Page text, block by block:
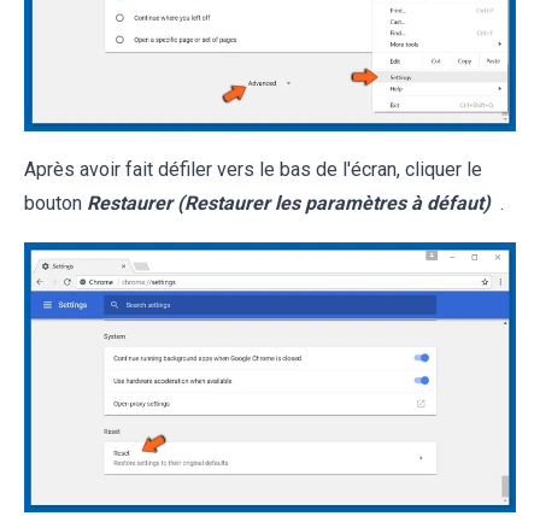
Après avoir fait défiler vers le bas de l'écran, cliquer le
bouton Restaurer (Restaurer les paramètres à défaut) .